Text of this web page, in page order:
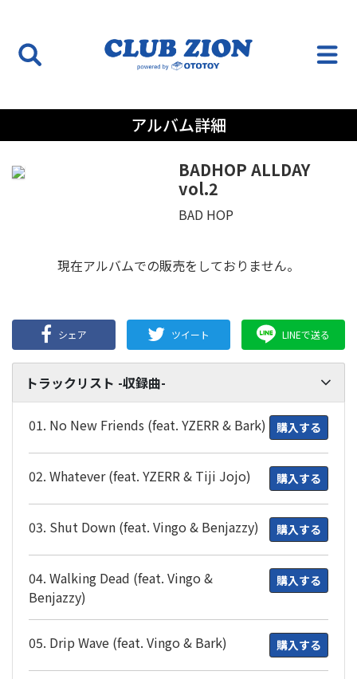
アルバム詳細
BADHOP ALLDAY
vol.2
BAD HOP
現在アルバムでの販売をしておりません。
シェア ツイート LINEで送る
トラックリスト -収録曲-
01. No New Friends (feat. YZERR & Bark) 購入する
02. Whatever (feat. YZERR & Tiji Jojo) 購入する
03. Shut Down (feat. Vingo & Benjazzy) 購入する
04. Walking Dead (feat. Vingo &
Benjazzy)
購入する
05. Drip Wave (feat. Vingo & Bark) 購入する